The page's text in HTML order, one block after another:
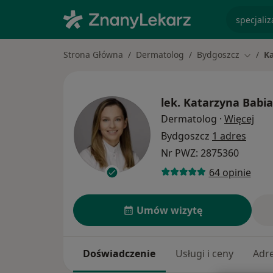
Strona Główna Dermatolog Bydgoszcz Zmień
lek. Katarzyna
Dermatolog · Więcej
Bydgoszcz 1 adres
Nr PWZ: 2875360
64 opinie
Umów wizytę
Doświadczenie Usługi i ceny